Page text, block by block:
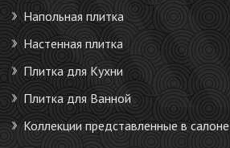
Напольная плитка
Настенная плитка
Плитка для Кухни
Плитка для Ванной
Коллекции представленные в салоне